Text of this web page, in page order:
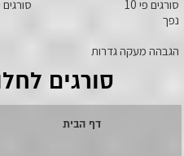
סורגים פי 10
נפך
הגבהה מעקה גדרות
דף הבית
סורגים